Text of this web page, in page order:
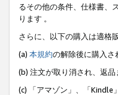
るその他の条件、仕様書、
ります 。
さらに、以下の購入は適格
(a) 本規約の解除後に購入さ
(b) 注文が取り消され、返品
(c) 「アマゾン」、「Kindle